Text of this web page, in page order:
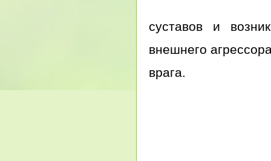
суставов и
внешнего
врага.